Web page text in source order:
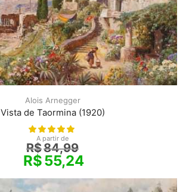
Alois Arnegger
Vista de Taormina (1920)
A partir de
R$84,99
R$55,24